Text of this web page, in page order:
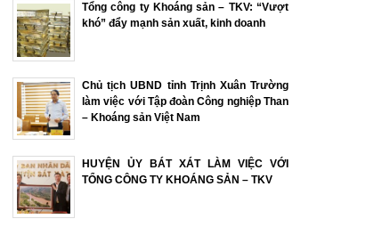
Tổng công ty Khoáng sản – TKV: “Vượt
khó” đẩy mạnh sản xuất, kinh doanh
Chủ tịch UBND tỉnh Trịnh Xuân Trường
làm việc với Tập đoàn Công nghiệp Than
– Khoáng sản Việt Nam
HUYỆN ỦY BÁT XÁT LÀM VIỆC VỚI
TỔNG CÔNG TY KHOÁNG SẢN – TKV